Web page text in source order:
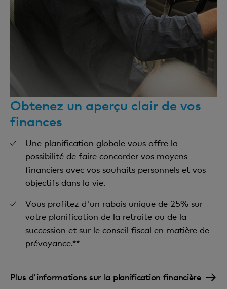
Obtenez un aperçu clair de vos
finances
Une planification globale vous offre la
possibilité de faire concorder vos moyens
financiers avec vos souhaits personnels et vos
objectifs dans la vie.
Vous profitez d'un rabais unique de 25% sur
votre planification de la retraite ou de la
succession et sur le conseil fiscal en matière de
prévoyance.**
Plus d'informations sur la planification financière